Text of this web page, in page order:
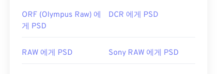
ORF (Olympus Raw) 에
게 PSD
DCR 에게 PSD
RAW 에게 PSD Sony RAW 에게 PSD